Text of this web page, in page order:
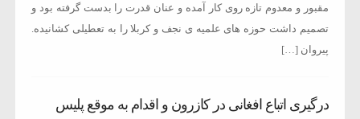
مقبور و معدوم تازه روی کار آمده و عنان قدرت را بدست گرفته بود و
تصمیم داشت حوزه های علمیه ی نجف و کربلا را به تعطیلی کشانیده.
پیروان […]
درگیری اتباع افغانی در کازرون و اقدام به موقع پلیس